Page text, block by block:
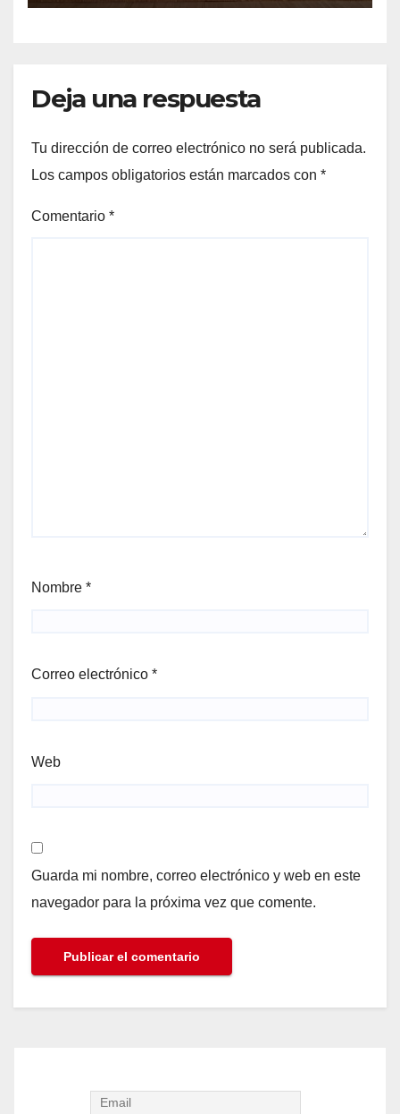
Deja una respuesta
Tu dirección de correo electrónico no será publicada.
Los campos obligatorios están marcados con *
Comentario *
Nombre *
Correo electrónico *
Web
Guarda mi nombre, correo electrónico y web en este
navegador para la próxima vez que comente.